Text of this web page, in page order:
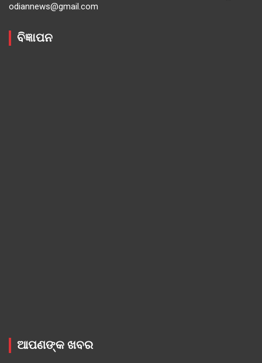
odiannews@gmail.com
ବିଜ୍ଞାପନ
ଆପଣଙ୍କ ଖବର